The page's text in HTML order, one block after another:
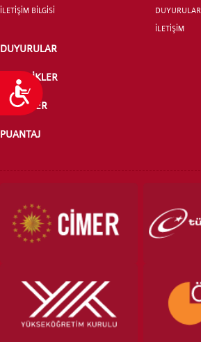
Ulaşılabilirlik
İLETİŞİM BİLGİSİ
DUYURULAR
İLETİŞİM
DUYURULAR
ETKİNLİKLER
HABERLER
PUANTAJ